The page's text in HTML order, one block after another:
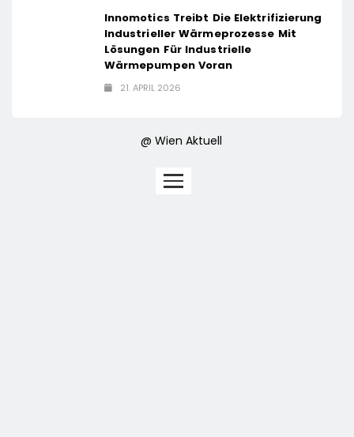
Innomotics Treibt Die Elektrifizierung
Industrieller Wärmeprozesse Mit
Lösungen Für Industrielle
Wärmepumpen Voran
21. APRIL 2026
@ Wien Aktuell